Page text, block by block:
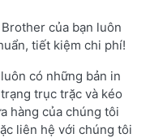
của bạn luôn
tiết kiệm chi phí!
có những bản in
trục trặc và kéo
hàng của chúng tôi
liên hệ với chúng tôi